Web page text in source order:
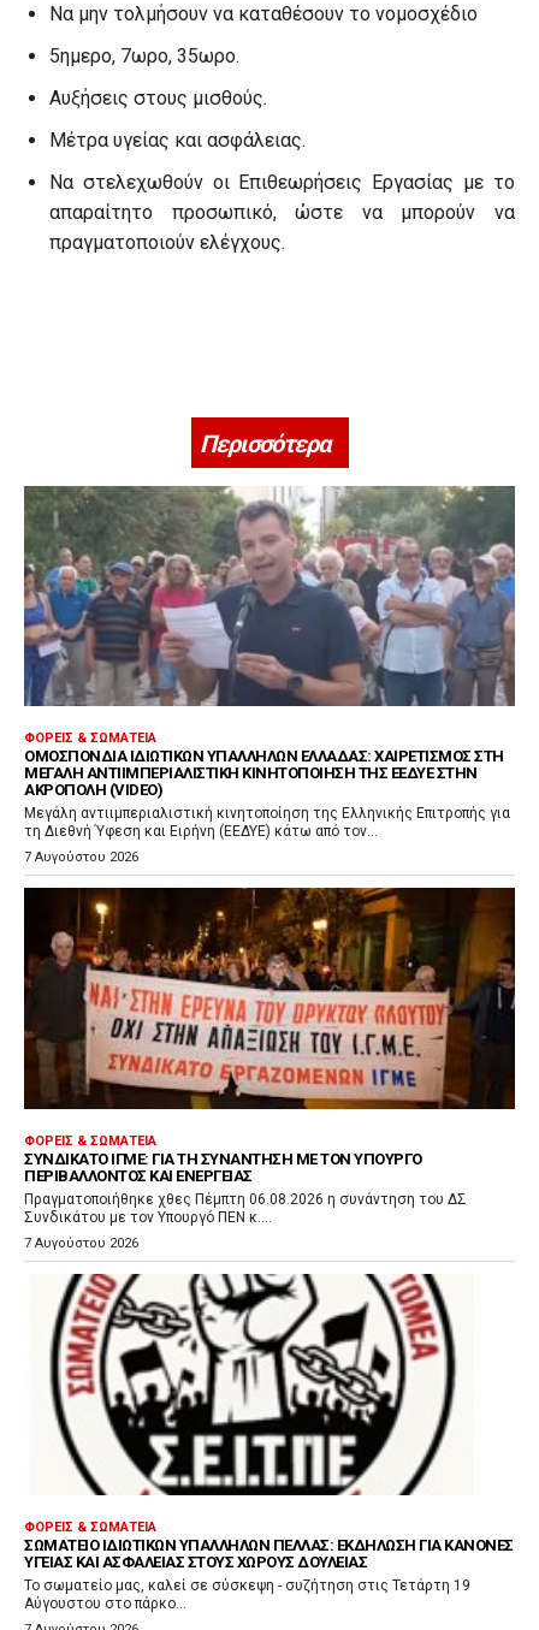
Να μην τολμήσουν να καταθέσουν το νομοσχέδιο
5ημερο, 7ωρο, 35ωρο.
Αυξήσεις στους μισθούς.
Μέτρα υγείας και ασφάλειας.
Να στελεχωθούν οι Επιθεωρήσεις Εργασίας με το
απαραίτητο προσωπικό, ώστε να μπορούν να
πραγματοποιούν ελέγχους.
Περισσότερα
ΦΟΡΕΊΣ & ΣΩΜΑΤΕΊΑ
ΟΜΟΣΠΟΝΔΊΑ ΙΔΙΩΤΙΚΏΝ ΥΠΑΛΛΉΛΩΝ ΕΛΛΆΔΑΣ: ΧΑΙΡΕΤΙΣΜΌΣ ΣΤΗ
ΜΕΓΆΛΗ ΑΝΤΙΙΜΠΕΡΙΑΛΙΣΤΙΚΉ ΚΙΝΗΤΟΠΟΊΗΣΗ ΤΗΣ ΕΕΔΥΕ ΣΤΗΝ
ΑΚΡΌΠΟΛΗ (VIDEO)
Μεγάλη αντιιμπεριαλιστική κινητοποίηση της Ελληνικής Επιτροπής για
τη Διεθνή Ύφεση και Ειρήνη (ΕΕΔΥΕ) κάτω από τον...
7 Αυγούστου 2026
ΦΟΡΕΊΣ & ΣΩΜΑΤΕΊΑ
ΣΥΝΔΙΚΆΤΟ ΙΓΜΕ: ΓΙΑ ΤΗ ΣΥΝΆΝΤΗΣΗ ΜΕ ΤΟΝ ΥΠΟΥΡΓΌ
ΠΕΡΙΒΆΛΛΟΝΤΟΣ ΚΑΙ ΕΝΈΡΓΕΙΑΣ
Πραγματοποιήθηκε χθες Πέμπτη 06.08.2026 η συνάντηση του ΔΣ
Συνδικάτου με τον Υπουργό ΠΕΝ κ....
7 Αυγούστου 2026
ΦΟΡΕΊΣ & ΣΩΜΑΤΕΊΑ
ΣΩΜΑΤΕΊΟ ΙΔΙΩΤΙΚΏΝ ΥΠΑΛΛΉΛΩΝ ΠΈΛΛΑΣ: ΕΚΔΉΛΩΣΗ ΓΙΑ ΚΑΝΌΝΕΣ
ΥΓΕΊΑΣ ΚΑΙ ΑΣΦΆΛΕΙΑΣ ΣΤΟΥΣ ΧΏΡΟΥΣ ΔΟΥΛΕΙΆΣ
Το σωματείο μας, καλεί σε σύσκεψη - συζήτηση στις Τετάρτη 19
Αύγουστου στο πάρκο...